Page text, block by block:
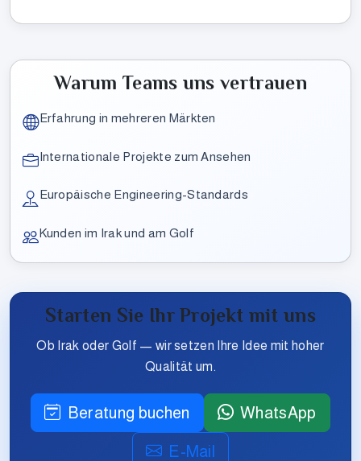
Warum Teams uns vertrauen
Erfahrung in mehreren Märkten
Internationale Projekte zum Ansehen
Europäische Engineering-Standards
Kunden im Irak und am Golf
Starten Sie Ihr Projekt mit uns
Ob Irak oder Golf — wir setzen Ihre Idee mit hoher
Qualität um.
Beratung buchen WhatsApp
E-Mail